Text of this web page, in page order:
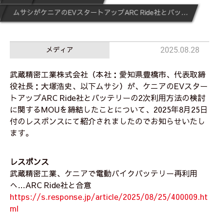
ムサシがケニアのEVスタートアップARC Ride社とバッテリーの2次利用方法の検討に関するMOUを締結したことについて「レスポンス」で紹介されました
メディア 2025.08.28
武蔵精密工業株式会社（本社：愛知県豊橋市、代表取締
役社長：大塚浩史、以下ムサシ）が、ケニアのEVスター
トアップARC Ride社とバッテリーの2次利用方法の検討
に関するMOUを締結したことについて、2025年8月25日
付のレスポンスにて紹介されましたのでお知らせいたし
ます。
レスポンス
武蔵精密工業、ケニアで電動バイクバッテリー再利用
へ…ARC Ride社と合意
https://s.response.jp/article/2025/08/25/400009.ht
ml